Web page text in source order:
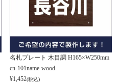
名札プレート 木目調 H165×W250mm
cn-101name-wood
¥1,452(税込)